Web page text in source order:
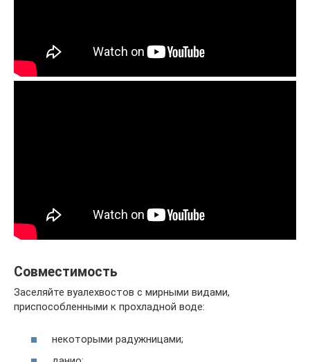
Совместимость
Заселяйте вуалехвостов с мирными видами,
приспособленными к прохладной воде:
некоторыми радужницами;